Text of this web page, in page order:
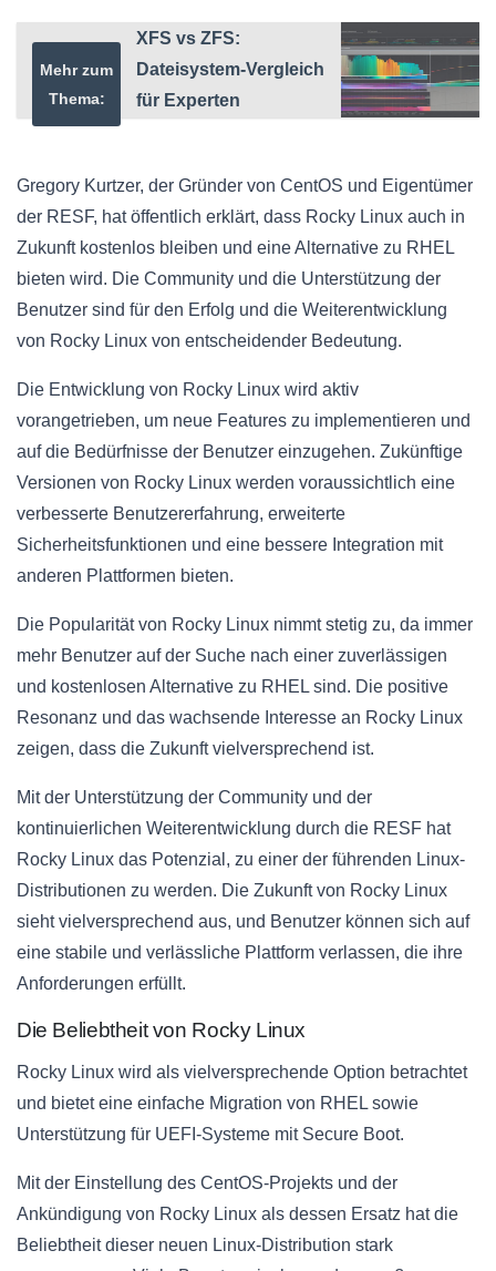
Mehr zum
Thema:
XFS vs ZFS:
Dateisystem-Vergleich
für Experten
Gregory Kurtzer, der Gründer von CentOS und Eigentümer
der RESF, hat öffentlich erklärt, dass Rocky Linux auch in
Zukunft kostenlos bleiben und eine Alternative zu RHEL
bieten wird. Die Community und die Unterstützung der
Benutzer sind für den Erfolg und die Weiterentwicklung
von Rocky Linux von entscheidender Bedeutung.
Die Entwicklung von Rocky Linux wird aktiv
vorangetrieben, um neue Features zu implementieren und
auf die Bedürfnisse der Benutzer einzugehen. Zukünftige
Versionen von Rocky Linux werden voraussichtlich eine
verbesserte Benutzererfahrung, erweiterte
Sicherheitsfunktionen und eine bessere Integration mit
anderen Plattformen bieten.
Die Popularität von Rocky Linux nimmt stetig zu, da immer
mehr Benutzer auf der Suche nach einer zuverlässigen
und kostenlosen Alternative zu RHEL sind. Die positive
Resonanz und das wachsende Interesse an Rocky Linux
zeigen, dass die Zukunft vielversprechend ist.
Mit der Unterstützung der Community und der
kontinuierlichen Weiterentwicklung durch die RESF hat
Rocky Linux das Potenzial, zu einer der führenden Linux-
Distributionen zu werden. Die Zukunft von Rocky Linux
sieht vielversprechend aus, und Benutzer können sich auf
eine stabile und verlässliche Plattform verlassen, die ihre
Anforderungen erfüllt.
Die Beliebtheit von Rocky Linux
Rocky Linux wird als vielversprechende Option betrachtet
und bietet eine einfache Migration von RHEL sowie
Unterstützung für UEFI-Systeme mit Secure Boot.
Mit der Einstellung des CentOS-Projekts und der
Ankündigung von Rocky Linux als dessen Ersatz hat die
Beliebtheit dieser neuen Linux-Distribution stark